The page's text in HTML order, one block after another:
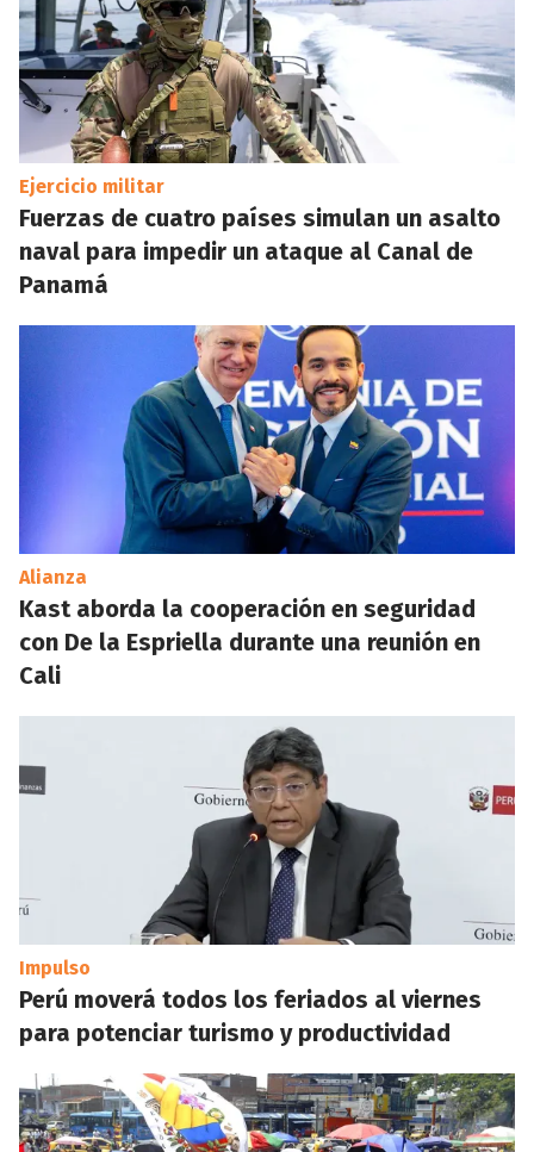
Ejercicio militar
Fuerzas de cuatro países simulan un asalto
naval para impedir un ataque al Canal de
Panamá
Alianza
Kast aborda la cooperación en seguridad
con De la Espriella durante una reunión en
Cali
Impulso
Perú moverá todos los feriados al viernes
para potenciar turismo y productividad